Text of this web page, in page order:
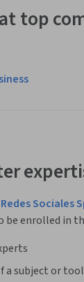
top
Sociales
be enrolled in
a subject or tool